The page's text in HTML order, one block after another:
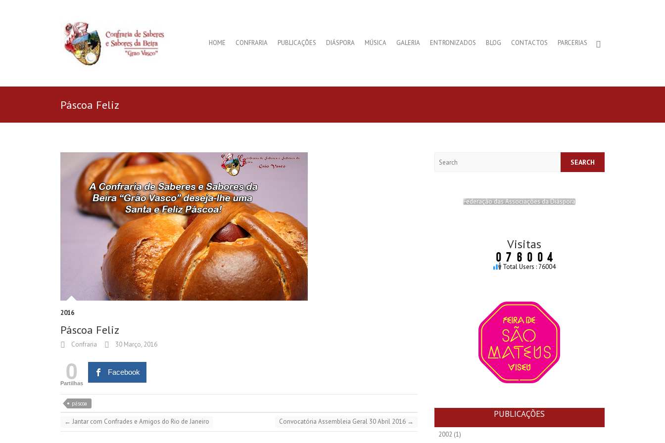
HOME CONFRARIA PUBLICAÇÕES DIÁSPORA MÚSICA GALERIA ENTRONIZADOS BLOG CONTACTOS PARCERIAS
Páscoa Feliz
2016
Páscoa Feliz
Confraria 30 Março, 2016
0
Partilhas
Facebook
páscoa
← Jantar com Confrades e Amigos do Rio de Janeiro Convocatória Assembleia Geral 30 Abril 2016 →
Federação das Associações da Diáspora
Visitas
Total Users : 76004
PUBLICAÇÕES
2002 (1)